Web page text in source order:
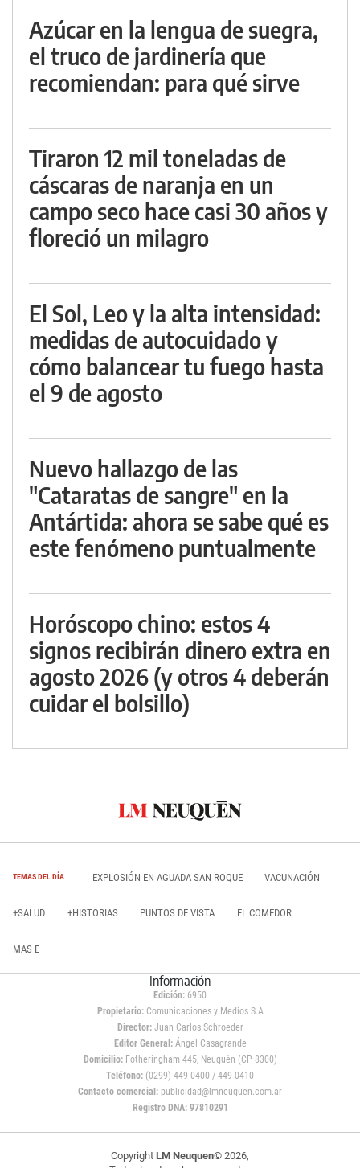
Azúcar en la lengua de suegra,
el truco de jardinería que
recomiendan: para qué sirve
Tiraron 12 mil toneladas de
cáscaras de naranja en un
campo seco hace casi 30 años y
floreció un milagro
El Sol, Leo y la alta intensidad:
medidas de autocuidado y
cómo balancear tu fuego hasta
el 9 de agosto
Nuevo hallazgo de las
"Cataratas de sangre" en la
Antártida: ahora se sabe qué es
este fenómeno puntualmente
Horóscopo chino: estos 4
signos recibirán dinero extra en
agosto 2026 (y otros 4 deberán
cuidar el bolsillo)
TEMAS DEL DÍA EXPLOSIÓN EN AGUADA SAN ROQUE VACUNACIÓN
+SALUD +HISTORIAS PUNTOS DE VISTA EL COMEDOR
MAS E
Información
Edición: 6950
Propietario:Comunicaciones y Medios S.A
Director: Juan Carlos Schroeder
Editor General:Ángel Casagrande
Domicilio:Fotheringham 445, Neuquén (CP 8300)
Teléfono: (0299) 449 0400 / 449 0410
Contacto comercial: publicidad@lmneuquen.com.ar
Registro DNA: 97810291
Copyright LM Neuquen© 2026,